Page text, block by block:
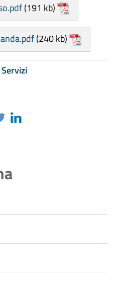
(191 kb)
(240 kb)